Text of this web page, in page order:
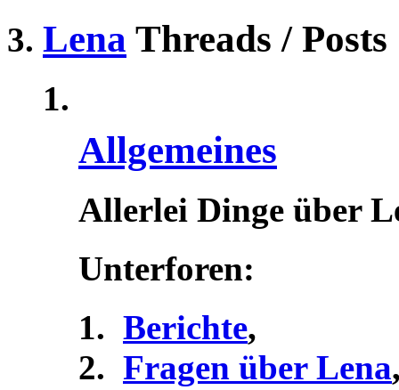
Lena Threads / Posts
Allgemeines
Allerlei Dinge über
Unterforen:
Berichte,
Fragen über Lena